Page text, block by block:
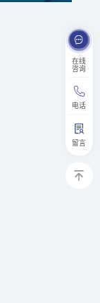
在线
咨询
电话
留言